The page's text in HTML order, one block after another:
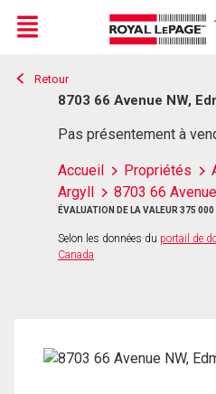
Live
En Direct
Menu
Retour
8703 66 Avenue NW,
Pas présentement à
Accueil Propriétés
Argyll
8703 66
ÉVALUATION DE LA VALEUR 375 000
Selon les données du portail de
Canada